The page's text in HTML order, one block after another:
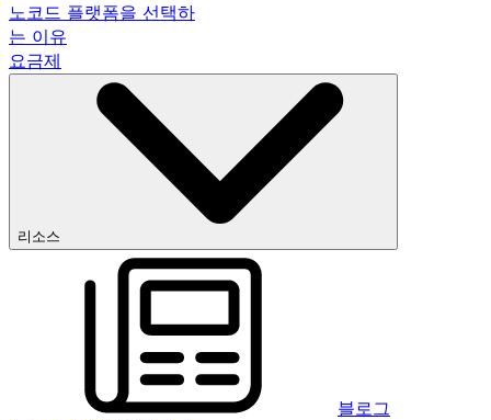
노코드 플랫폼을 선택하
는 이유
요금제
리소스
블로그